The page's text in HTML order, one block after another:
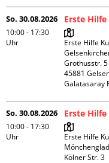
So. 30.08.2026
10:00 - 17:30
Uhr
Erste Hilfe
Erste Hilfe
Grothusstr. 5
45881
Galatasaray
So. 30.08.2026
10:00 - 17:30
Uhr
Erste Hilfe
Erste Hilfe
Kölner Str. 3